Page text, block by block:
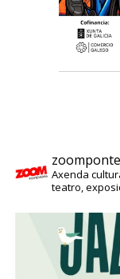
Axenda
teatro,